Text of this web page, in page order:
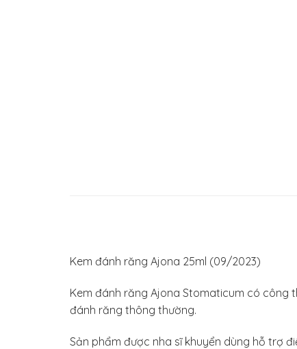
Kem đánh răng Ajona 25ml (09/2023)
Kem đánh răng Ajona Stomaticum có công
đánh răng thông thường.
Sản phẩm được nha sĩ khuyển dùng hỗ trợ